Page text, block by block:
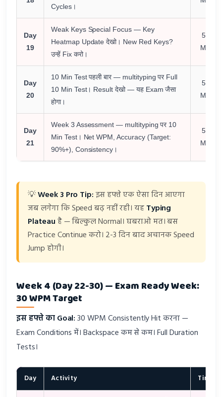
Cycles।
Day
19
Weak Keys Special Focus — Key
Heatmap Update देखो। New Red Keys?
उन्हें Fix करो।
55
Min
Day
20
10 Min Test पहली बार — multityping पर Full
10 Min Test। Result देखो — यह Exam जैसा
होगा।
55
Min
Day
21
Week 3 Assessment — multityping पर 10
Min Test। Net WPM, Accuracy (Target:
90%+), Consistency।
55
Min
💡Week 3 Pro Tip:इस हफ्ते एक ऐसा दिन आएगा
जब लगेगा कि Speed बढ़ नहीं रही। यहTyping
Plateauहै — बिल्कुल Normal। घबराओ मत। बस
Practice Continue करो। 2-3 दिन बाद अचानक Speed
Jump होगी।
Week 4 (Day 22-30) — Exam Ready Week:
30 WPM Target
इस हफ्ते का Goal:30 WPM Consistently Hit करना —
Exam Conditions में। Backspace कम से कम। Full Duration
Tests।
Day Activity Time